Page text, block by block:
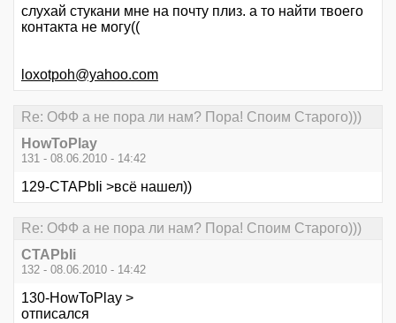
слухай стукани мне на почту плиз. а то найти твоего
контакта не могу((
loxotpoh@yahoo.com
Re: ОФФ а не пора ли нам? Пора! Споим Старого)))
HowToPlay
131 - 08.06.2010 - 14:42
129-CTAPbIi >всё нашел))
Re: ОФФ а не пора ли нам? Пора! Споим Старого)))
CTAPbIi
132 - 08.06.2010 - 14:42
130-HowToPlay >
отписался